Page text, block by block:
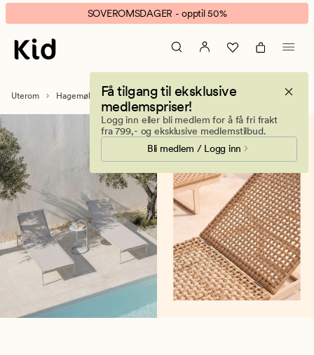
Solsenger
–
solsenger
hage
terrasse
banner.
Klikk
ESCAPE
pause.
SOVEROMSDAGER - opptil 50%
Få tilgang til eksklusive
medlemspriser!
Logg inn eller bli medlem for å få fri frakt
fra 799,- og eksklusive medlemstilbud.
Bli medlem / Logg inn
Uterom Hagemøbler Solsenger